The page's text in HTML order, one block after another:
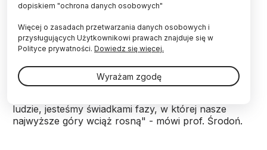
Wiele pasm górskich na Ziemi doświadcza podobnej
cykliczności: powstają, po czym są niszczone i
zalewane przez morze. Te cykle trwają setki
ludzie, jesteśmy świadkami fazy, w której nasze
najwyższe góry wciąż rosną" - mówi prof. Środoń.
dopiskiem "ochrona danych osobowych"
Więcej o zasadach przetwarzania danych osobowych i
przysługujących Użytkownikowi prawach znajduje się w
Polityce prywatności. Dowiedz się więcej.
Wyrażam zgodę